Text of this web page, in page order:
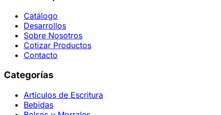
Catálogo
Desarrollos
Sobre Nosotros
Cotizar Productos
Contacto
Categorías
Artículos de Escritura
Bebidas